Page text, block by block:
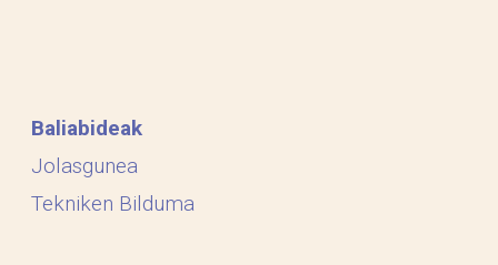
Baliabideak
Jolasgunea
Tekniken Bilduma